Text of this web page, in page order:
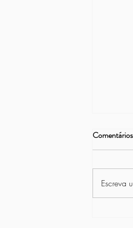
Comentários
Escreva